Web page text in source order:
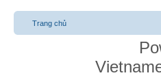
Trang chủ